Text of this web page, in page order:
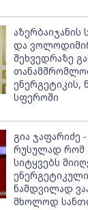
აზერბაიჯანის
და
შეხვედრაზე
ენერგეტიკის,
სფეროში
გია ჯაფარიძე
რუსულად რომ
სიტყვებს
ნამდვილად
მხოლოდ